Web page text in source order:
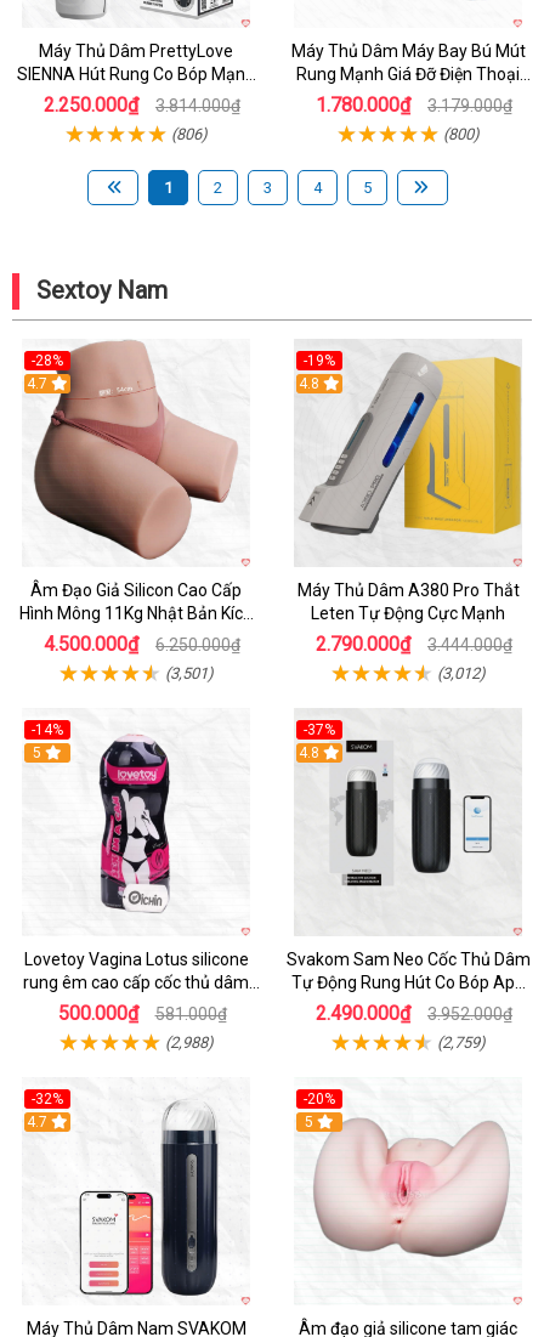
Máy Thủ Dâm PrettyLove
SIENNA Hút Rung Co Bóp Mạnh
Mẽ Nam
2.250.000₫ 3.814.000₫
(806)
Máy Thủ Dâm Máy Bay Bú Mút
Rung Mạnh Giá Đỡ Điện Thoại
Chính Hãng
1.780.000₫ 3.179.000₫
(800)
1 2 3 4 5
Sextoy Nam
-28%
4.7
Âm Đạo Giả Silicon Cao Cấp
Hình Mông 11Kg Nhật Bản Kích
Thước Như Thật
4.500.000₫ 6.250.000₫
(3,501)
-19%
Hot
4.8
Máy Thủ Dâm A380 Pro Thắt
Leten Tự Động Cực Mạnh
2.790.000₫ 3.444.000₫
(3,012)
-14%
Hot
5
Lovetoy Vagina Lotus silicone
rung êm cao cấp cốc thủ dâm
nam
500.000₫ 581.000₫
(2,988)
-37%
4.8
Svakom Sam Neo Cốc Thủ Dâm
Tự Động Rung Hút Co Bóp App
Điều Khiển
2.490.000₫ 3.952.000₫
(2,759)
-32%
Hot
4.7
Máy Thủ Dâm Nam SVAKOM
-20%
Hot
5
Âm đạo giả silicone tam giác